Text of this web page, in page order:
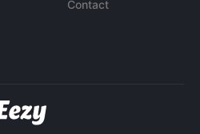
Contact